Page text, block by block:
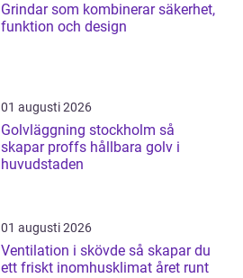
Grindar som kombinerar säkerhet,
funktion och design
01 augusti 2026
Golvläggning stockholm så
skapar proffs hållbara golv i
huvudstaden
01 augusti 2026
Ventilation i skövde så skapar du
ett friskt inomhusklimat året runt